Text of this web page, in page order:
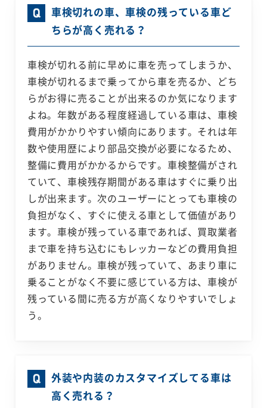
車検切れの車、車検の残っている車ど
ちらが高く売れる？
車検が切れる前に早めに車を売ってしまうか、
車検が切れるまで乗ってから車を売るか、どち
らがお得に売ることが出来るのか気になります
よね。年数がある程度経過している車は、車検
費用がかかりやすい傾向にあります。それは年
数や使用歴により部品交換が必要になるため、
整備に費用がかかるからです。車検整備がされ
ていて、車検残存期間がある車はすぐに乗り出
しが出来ます。次のユーザーにとっても車検の
負担がなく、すぐに使える車として価値があり
ます。車検が残っている車であれば、買取業者
まで車を持ち込むにもレッカーなどの費用負担
がありません。車検が残っていて、あまり車に
乗ることがなく不要に感じている方は、車検が
残っている間に売る方が高くなりやすいでしょ
う。
外装や内装のカスタマイズしてる車は
高く売れる？